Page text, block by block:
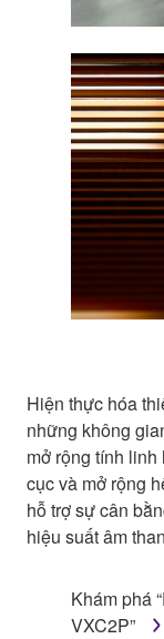
Hiện thực hóa
những không
mở rộng tính
cục và mở rộng
hỗ trợ sự cân
hiệu suất âm
Khám phá
VXC2P”